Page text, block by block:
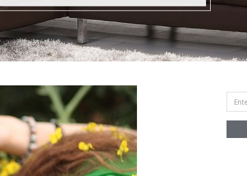
Search
for: